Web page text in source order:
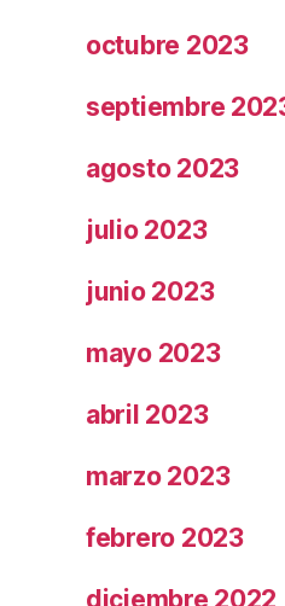
octubre 2023
septiembre
agosto 2023
julio 2023
junio 2023
mayo 2023
abril 2023
marzo 2023
febrero 2023
diciembre 2022